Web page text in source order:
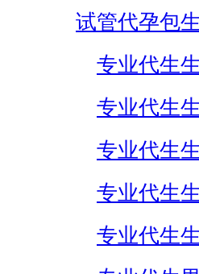
试管代孕包
专业代生
专业代生
专业代生
专业代生
专业代生